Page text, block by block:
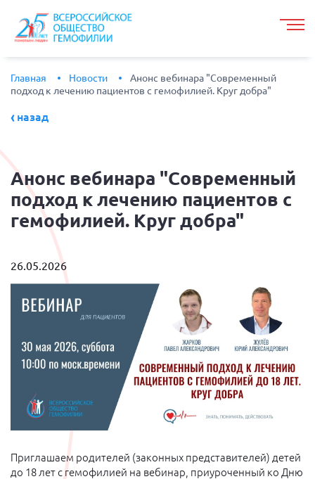
Главная Новости
Анонс вебинара "Современный
подход к лечению пациентов с гемофилией. Круг добра"
назад
Анонс вебинара "Современный
подход к лечению пациентов с
гемофилией. Круг добра"
26.05.2026
Приглашаем родителей (законных представителей) детей
до 18 лет с гемофилией на вебинар, приуроченный ко Дню